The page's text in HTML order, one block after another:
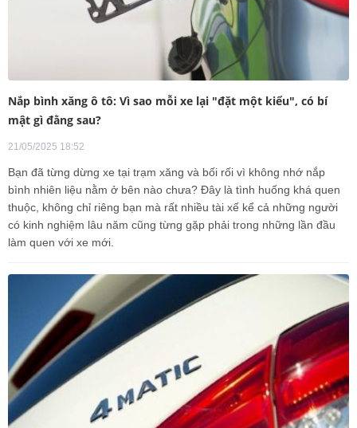
Nắp bình xăng ô tô: Vì sao mỗi xe lại "đặt một kiểu", có bí
mật gì đằng sau?
21/05/2025 18:52
Bạn đã từng dừng xe tại trạm xăng và bối rối vì không nhớ nắp
bình nhiên liệu nằm ở bên nào chưa? Đây là tình huống khá quen
thuộc, không chỉ riêng bạn mà rất nhiều tài xế kể cả những người
có kinh nghiệm lâu năm cũng từng gặp phải trong những lần đầu
làm quen với xe mới.